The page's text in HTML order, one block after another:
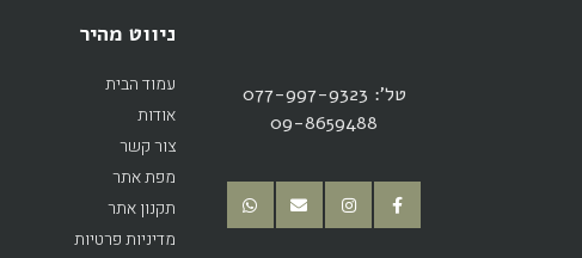
טל': 077-997-9323
09-8659488
ניווט מהיר
עמוד הבית
אודות
צור קשר
מפת אתר
תקנון אתר
מדיניות פרטיות